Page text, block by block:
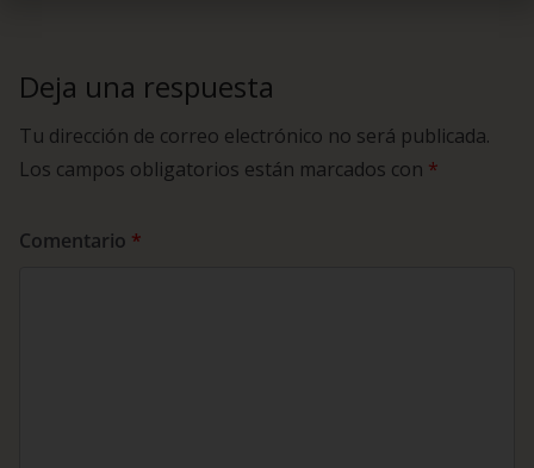
Deja una respuesta
Tu dirección de correo electrónico no será publicada.
Los campos obligatorios están marcados con *
Comentario *